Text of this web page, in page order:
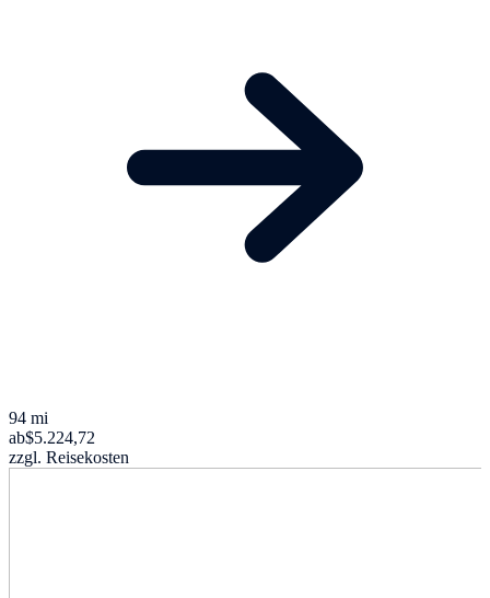
94 mi
ab$5.224,72
zzgl. Reisekosten